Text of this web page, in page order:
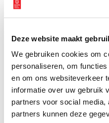
Deze website maakt
We gebruiken cookies om
personaliseren, om
en om ons websiteverkeer
informatie over uw gebruik
partners voor social
partners kunnen deze
Als de Nederlandse Staat de
voor renovaties,
grootschalig onderhoud, dan
onderhoud niet worden
de deuren moeten sluiten,
bezoekers en medewerkers
gegarandeerd.